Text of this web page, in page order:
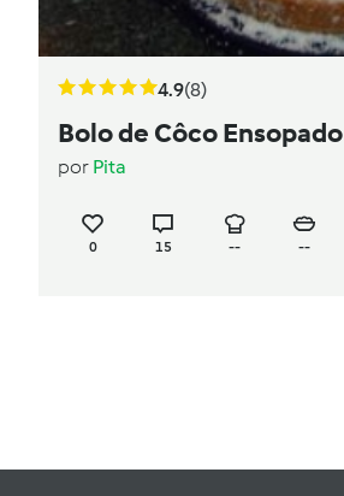
4.9(8)
Bolo de Côco Ensopado
por Pita
0 15 -- --